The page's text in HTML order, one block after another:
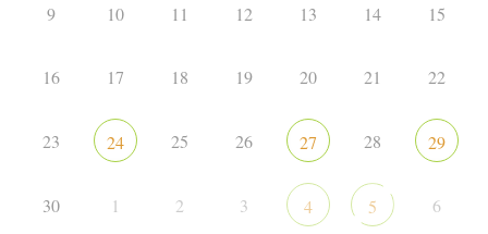
9 10 11 12 13 14 15
16 17 18 19 20 21 22
23 24 25 26 27 28 29
30 1 2 3 4 5 6